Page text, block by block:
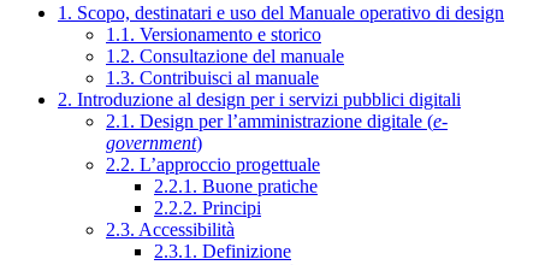
1. Scopo, destinatari e uso del Manuale operativo di design
1.1. Versionamento e storico
1.2. Consultazione del manuale
1.3. Contribuisci al manuale
2. Introduzione al design per i servizi pubblici digitali
2.1. Design per l’amministrazione digitale (e-
government)
2.2. L’approccio progettuale
2.2.1. Buone pratiche
2.2.2. Principi
2.3. Accessibilità
2.3.1. Definizione